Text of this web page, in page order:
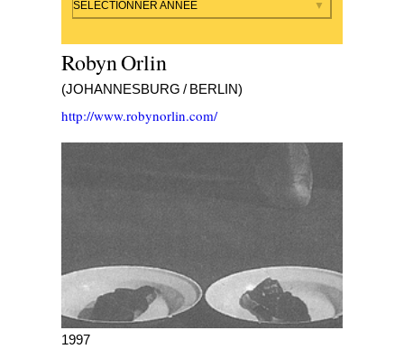
SÉLECTIONNER ANNÉE
Robyn Orlin
(JOHANNESBURG / BERLIN)
http://www.robynorlin.com/
Naked on a Goat
1997